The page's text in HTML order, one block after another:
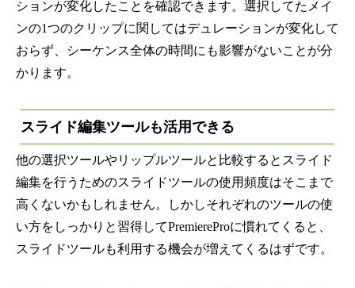
ションが変化したことを確認できます。選択してたメイ
ンの1つのクリップに関してはデュレーションが変化して
おらず、シーケンス全体の時間にも影響がないことが分
かります。
スライド編集ツールも活用できる
他の選択ツールやリップルツールと比較するとスライド
編集を行うためのスライドツールの使用頻度はそこまで
高くないかもしれません。しかしそれぞれのツールの使
い方をしっかりと習得してPremiereProに慣れてくると、
スライドツールも利用する機会が増えてくるはずです。